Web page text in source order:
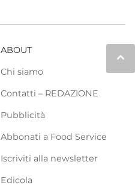
keyboard_arrow_up
ABOUT
Chi siamo
Contatti – REDAZIONE
Pubblicità
Abbonati a Food Service
Iscriviti alla newsletter
Edicola